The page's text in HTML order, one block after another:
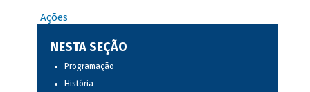
Ações
NESTA SEÇÃO
Programação
História